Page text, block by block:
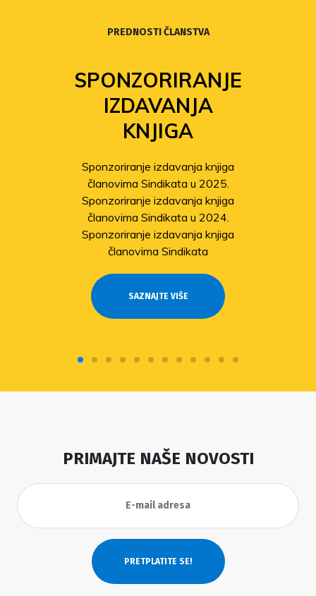
PREDNOSTI ČLANSTVA
SPONZORIRANJE
IZDAVANJA
KNJIGA
Sponzoriranje izdavanja knjiga
članovima Sindikata u 2025.
Sponzoriranje izdavanja knjiga
članovima Sindikata u 2024.
Sponzoriranje izdavanja knjiga
članovima Sindikata
SAZNAJTE VIŠE
PRIMAJTE NAŠE NOVOSTI